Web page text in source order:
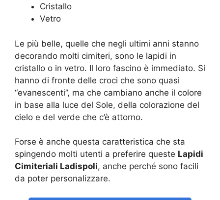
Cristallo
Vetro
Le più belle, quelle che negli ultimi anni stanno
decorando molti cimiteri, sono le lapidi in
cristallo o in vetro. Il loro fascino è immediato. Si
hanno di fronte delle croci che sono quasi
“evanescenti”, ma che cambiano anche il colore
in base alla luce del Sole, della colorazione del
cielo e del verde che c’è attorno.
Forse è anche questa caratteristica che sta
spingendo molti utenti a preferire queste Lapidi
Cimiteriali Ladispoli, anche perché sono facili
da poter personalizzare.